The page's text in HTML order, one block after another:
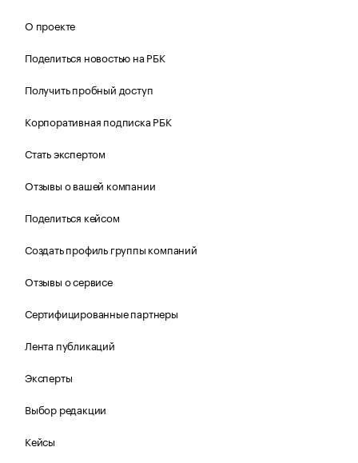
О проекте
Поделиться новостью на РБК
Получить пробный доступ
Корпоративная подписка РБК
Стать экспертом
Отзывы о вашей компании
Поделиться кейсом
Создать профиль группы компаний
Отзывы о сервисе
Сертифицированные партнеры
Лента публикаций
Эксперты
Выбор редакции
Кейсы